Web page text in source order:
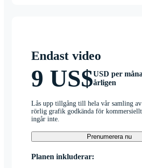
Endast video
9 US$USD per
årligen
Lås upp tillgång till hela vår samling
rörlig grafik godkända för
ingår inte.
Prenumerera nu
Planen inkluderar: